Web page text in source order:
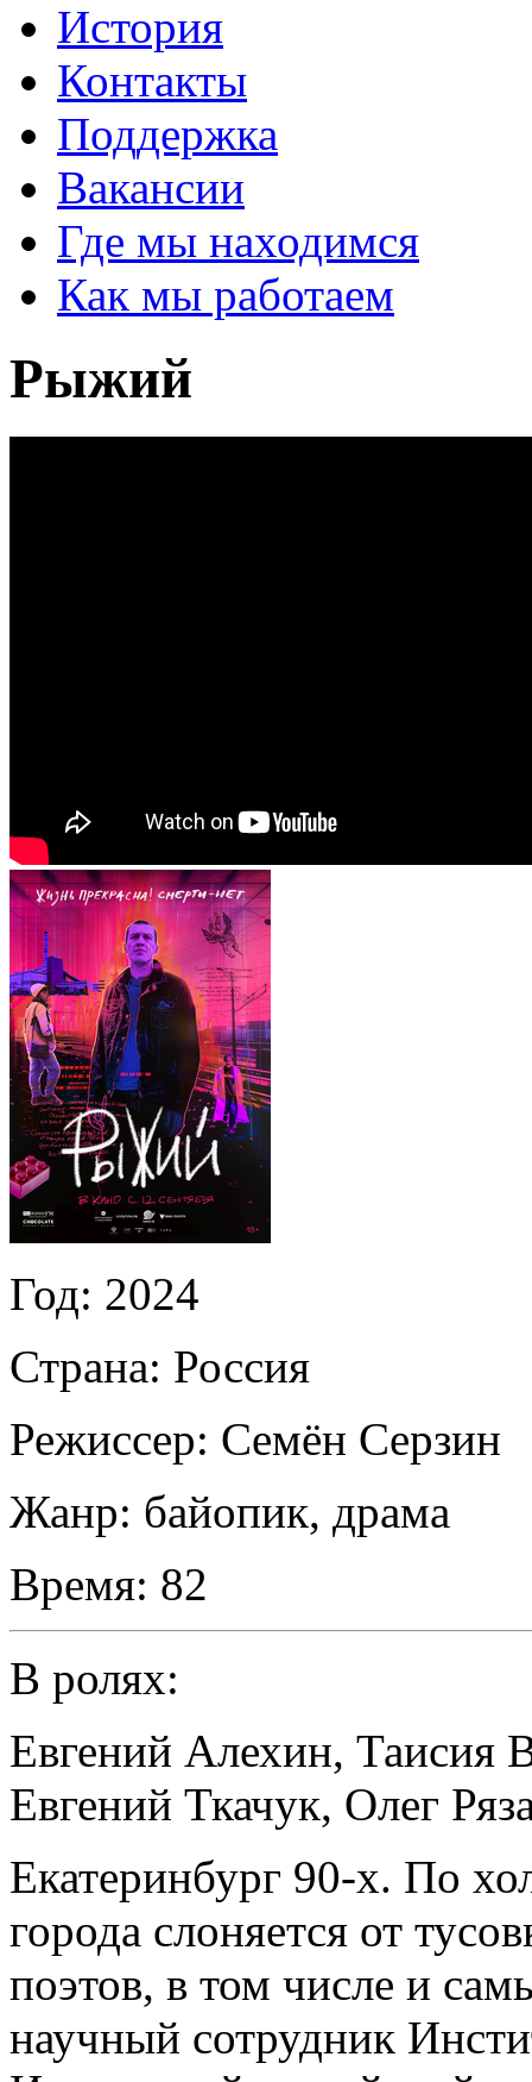
История
Контакты
Поддержка
Вакансии
Где мы находимся
Как мы работаем
Рыжий
Год: 2024
Страна: Россия
Режиссер: Семён Серзин
Жанр: байопик, драма
Время: 82
В ролях:
Евгений Алехин, Таисия
Евгений Ткачук, Олег
Екатеринбург 90-х. По
города слоняется от
поэтов, в том числе и
научный сотрудник